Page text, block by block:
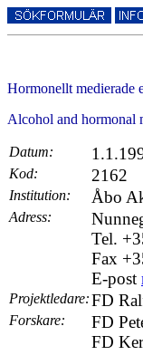
Hormonellt medierade
Alcohol and hormonal
Datum:
Kod: 2162
Institution: Åbo
Adress:
Tel.
Fax
E-post
Projektledare:FD
Forskare:
FD
FD